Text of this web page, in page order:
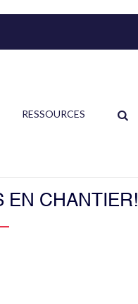
RESSOURCES
EN CHANTIER!